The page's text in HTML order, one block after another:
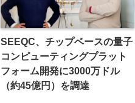
SEEQC、チップベースの量子
コンピューティングプラット
フォーム開発に3000万ドル
（約45億円）を調達